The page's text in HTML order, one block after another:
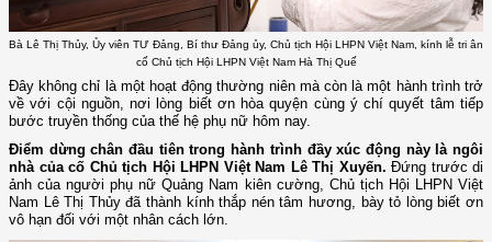
Bà Lê Thị Thủy, Ủy viên TƯ Đảng, Bí thư Đảng ủy, Chủ tịch Hội LHPN Việt Nam, kính lễ tri ân
cố Chủ tịch Hội LHPN Việt Nam Hà Thị Quế
Đây không chỉ là một hoạt động thường niên mà còn là một hành trình trở
về với cội nguồn, nơi lòng biết ơn hòa quyện cùng ý chí quyết tâm tiếp
bước truyền thống của thế hệ phụ nữ hôm nay.
Điểm dừng chân đầu tiên trong hành trình đầy xúc động này là ngôi
nhà của cố Chủ tịch Hội LHPN Việt Nam Lê Thị Xuyến. Đứng trước di
ảnh của người phụ nữ Quảng Nam kiên cường, Chủ tịch Hội LHPN Việt
Nam Lê Thị Thủy đã thành kính thắp nén tâm hương, bày tỏ lòng biết ơn
vô hạn đối với một nhân cách lớn.